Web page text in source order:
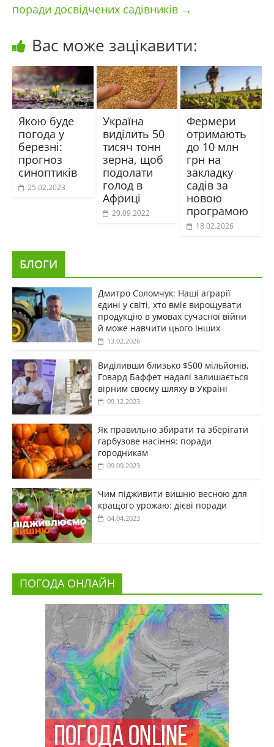
поради досвідчених садівників →
Вас може зацікавити:
Якою буде
погода у
березні:
прогноз
синоптиків
25.02.2023
Україна
виділить 50
тисяч тонн
зерна, щоб
подолати
голод в
Африці
20.09.2022
Фермери
отримають
до 10 млн
грн на
закладку
садів за
новою
програмою
18.02.2026
БЛОГИ
Дмитро Соломчук: Наші аграрії
єдині у світі, хто вміє вирощувати
продукцію в умовах сучасної війни
й може навчити цього інших
13.02.2026
Виділивши близько $500 мільйонів,
Говард Баффет надалі залишається
вірним своєму шляху в Україні
09.12.2023
Як правильно збирати та зберігати
гарбузове насіння: поради
городникам
09.09.2023
Чим підживити вишню весною для
кращого урожаю: дієві поради
04.04.2023
ПОГОДА ОНЛАЙН